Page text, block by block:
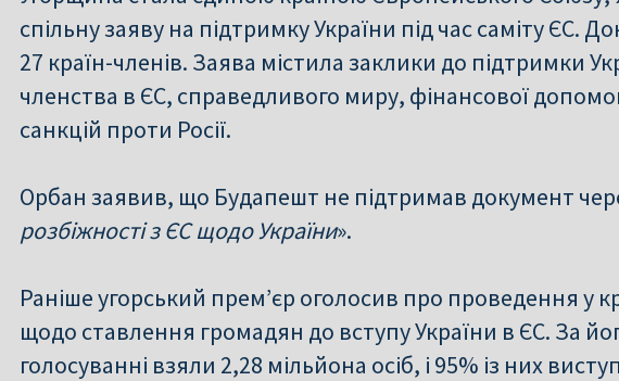
спільну заяву на підтримку України під час саміту ЄС.
27 країн-членів. Заява містила заклики до підтримки
членства в ЄС, справедливого миру, фінансової
санкцій проти Росії.
Орбан заявив, що Будапешт не підтримав документ
розбіжності з ЄС щодо України».
Раніше угорський прем’єр оголосив про проведення у
щодо ставлення громадян до вступу України в ЄС. За
голосуванні взяли 2,28 мільйона осіб, і 95% із них